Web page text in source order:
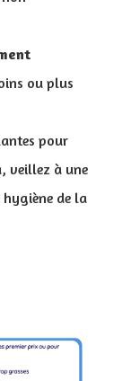
ou plus
pour
veillez à une
de la